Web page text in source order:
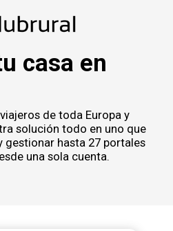
casa en
de toda Europa y
solución todo en uno que
hasta 27 portales
una sola cuenta.